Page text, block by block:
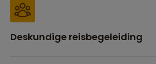
Deskundige reisbegeleiding